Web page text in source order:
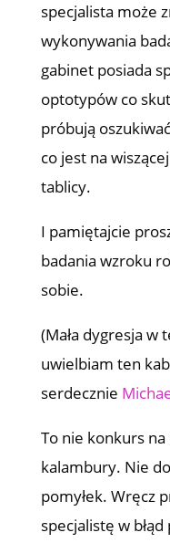
specjalista może
wykonywania
gabinet posiada
optotypów co
próbują
co jest na
tablicy.
I pamiętajcie
badania wzroku
sobie.
(Mała dygresja w
uwielbiam ten
serdecznie
To nie konkurs
kalambury. Nie
pomyłek. Wręcz
specjalistę w